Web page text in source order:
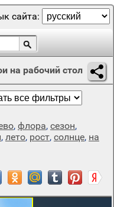
сайта:
на рабочий стол
, флора, сезон,
, лето, рост, солнце, на